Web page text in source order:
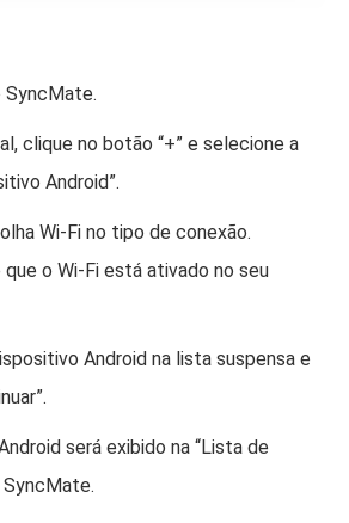
SyncMate.
clique no botão “+” e selecione a
Android”.
Wi-Fi no tipo de conexão.
o Wi-Fi está ativado no seu
Android na lista suspensa e
será exibido na “Lista de